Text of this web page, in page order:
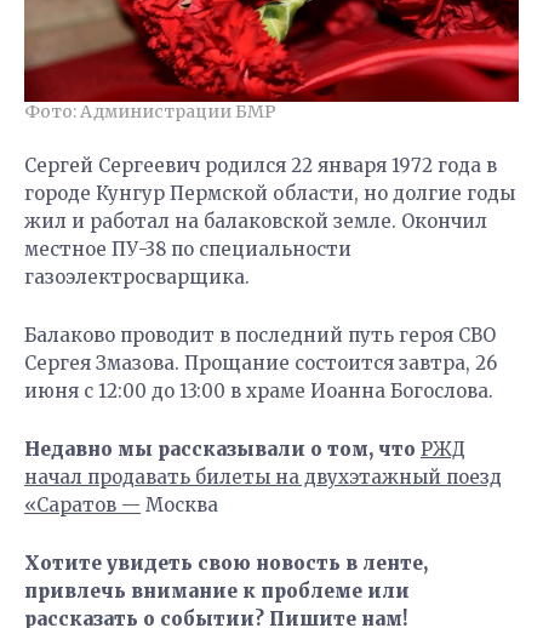
Фото: Администрации БМР
Сергей Сергеевич родился 22 января 1972 года в
городе Кунгур Пермской области, но долгие годы
жил и работал на балаковской земле. Окончил
местное ПУ-38 по специальности
газоэлектросварщика.
Балаково проводит в последний путь героя СВО
Сергея Змазова. Прощание состоится завтра, 26
июня с 12:00 до 13:00 в храме Иоанна Богослова.
Недавно мы рассказывали о том, что РЖД
начал продавать билеты на двухэтажный поезд
«Саратов — Москва
Хотите увидеть свою новость в ленте,
привлечь внимание к проблеме или
рассказать о событии? Пишите нам!